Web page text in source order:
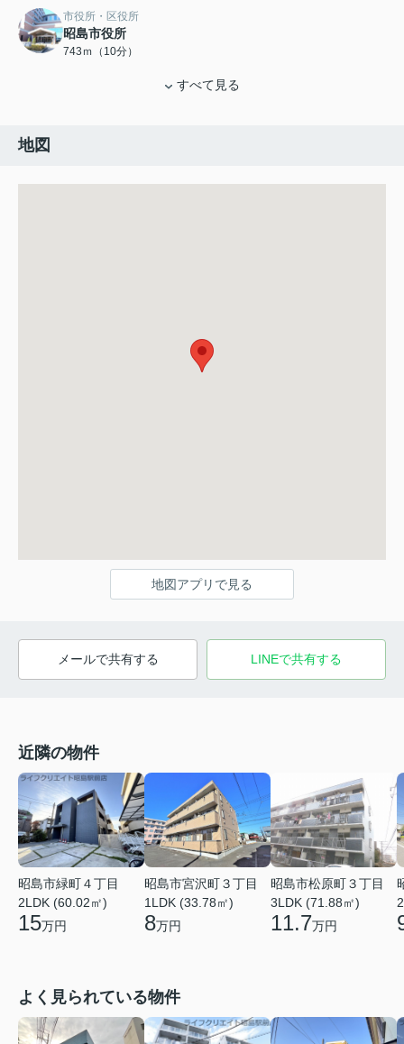
市役所・区役所
昭島市役所
743ｍ（10分）
すべて見る
地図
地図アプリで見る
メールで共有する LINEで共有する
近隣の物件
昭島市緑町４丁目
2LDK (60.02㎡)
15万円
昭島市宮沢町３丁目
1LDK (33.78㎡)
8万円
昭島市松原町３丁目
3LDK (71.88㎡)
11.7万円
よく見られている物件